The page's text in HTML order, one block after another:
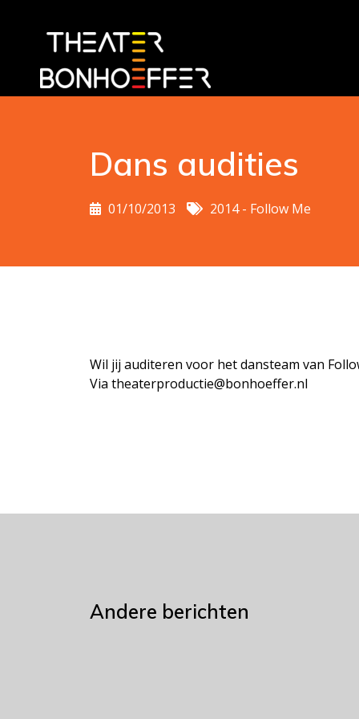
Dans audities
01/10/2013 2014 - Follow Me
Wil jij auditeren voor het dansteam van
Via theaterproductie@bonhoeffer.nl
Andere berichten